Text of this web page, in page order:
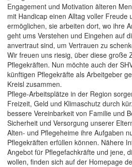
Engagement und Motivation älteren
mit Handicap einen Alltag voller Freude
ermöglichen, sie arbeiten dort, wo ihre
geht ums Verstehen und Eingehen auf
anvertraut sind, um Vertrauen zu
Wir freuen uns riesig, über diese große
Pflegekräften. Nun möchte auch der
künftigen Pflegekräfte als Arbeitgeber
Kreisl zusammen.
Pflege-Arbeitsplätze in der Region
Freizeit, Geld und Klimaschutz durch
bessere Vereinbarkeit von Familie und
Sicherheit und Versorgung unserer
Alten- und Pflegeheime ihre Aufgaben
Pflegekräften erfüllen können. Nähere
Angebot für Pflegefachkräfte und jene,
wollen, finden sich auf der Homepage